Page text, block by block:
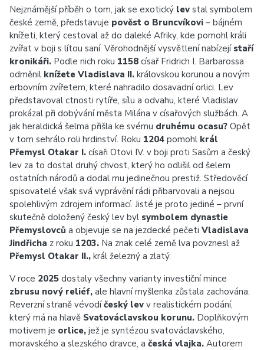
Nejznámější příběh o tom, jak se exotický lev stal symbolem
české země, představuje pověst o Bruncvíkovi – bájném
knížeti, který cestoval až do daleké Afriky, kde pomohl králi
zvířat v boji s lítou saní. Věrohodnější vysvětlení nabízejí staří
kronikáři. Podle nich roku 1158 císař Fridrich I. Barbarossa
odměnil knížete Vladislava II. královskou korunou a novým
erbovním zvířetem, které nahradilo dosavadní orlici. Lev
představoval ctnosti rytíře, sílu a odvahu, které Vladislav
prokázal při dobývání města Milána v císařových službách. A
jak heraldická šelma přišla ke svému druhému ocasu? Opět
v tom sehrálo roli hrdinství. Roku 1204 pomohl král
Přemysl Otakar I. císaři Otovi IV. v boji proti Sasům a český
lev za to dostal druhý chvost, který ho odlišil od šelem
ostatních národů a dodal mu jedinečnou prestiž. Středověcí
spisovatelé však svá vyprávění rádi přibarvovali a nejsou
spolehlivým zdrojem informací. Jisté je proto jediné – první
skutečně doložený český lev byl symbolem dynastie
Přemyslovců a objevuje se na jezdecké pečeti Vladislava
Jindřicha z roku 1203. Na znak celé země lva povznesl až
Přemysl Otakar II., král železný a zlatý.
V roce 2025 dostaly všechny varianty investiční mince
zbrusu nový reliéf, ale hlavní myšlenka zůstala zachována.
Reverzní straně vévodíčeský lev v realistickém podání,
který má na hlavě Svatováclavskou korunu. Doplňkovým
motivem je orlice, jež je syntézou svatováclavského,
moravského a slezského dravce, a česká vlajka. Autorem